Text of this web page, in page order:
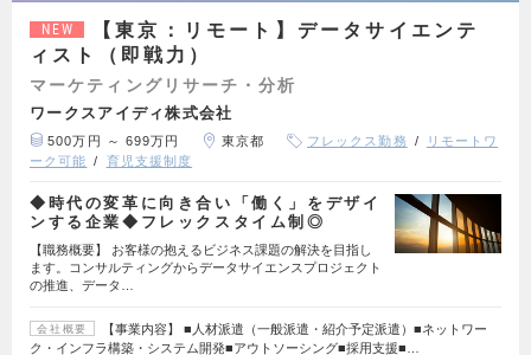
NEW
【東京：リモート】データサイエンテ
ィスト（即戦力）
マーケティングリサーチ・分析
ワークスアイディ株式会社
500万円 ～ 699万円 東京都 フレックス勤務
リモートワ
ーク可能
育児支援制度
◆時代の変革に向き合い「働く」をデザイ
ンする企業◆フレックスタイム制◎
【職務概要】 お客様の抱えるビジネス課題の解決を目指し
ます。コンサルティングからデータサイエンスプロジェクト
の推進、データ…
会社概要
【事業内容】 ■人材派遣（一般派遣・紹介予定派遣）■ネットワー
ク・インフラ構築・システム開発■アウトソーシング■採用支援■…